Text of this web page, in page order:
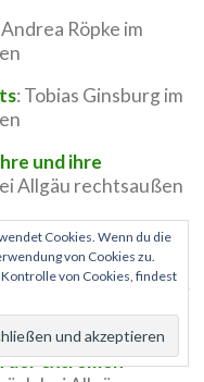
Andrea Röpke im
: Tobias Ginsburg im
und ihre
Allgäu rechtsaußen
im Gespräch bei
im Gespräch bei
der extremen
Cookies. Wenn du die
von Cookies zu.
von Cookies, findest